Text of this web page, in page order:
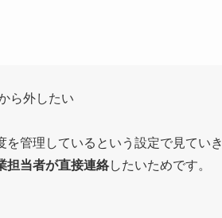
ら外したい
管理しているという設定で見ていき
担当者が直接連絡したいためです。